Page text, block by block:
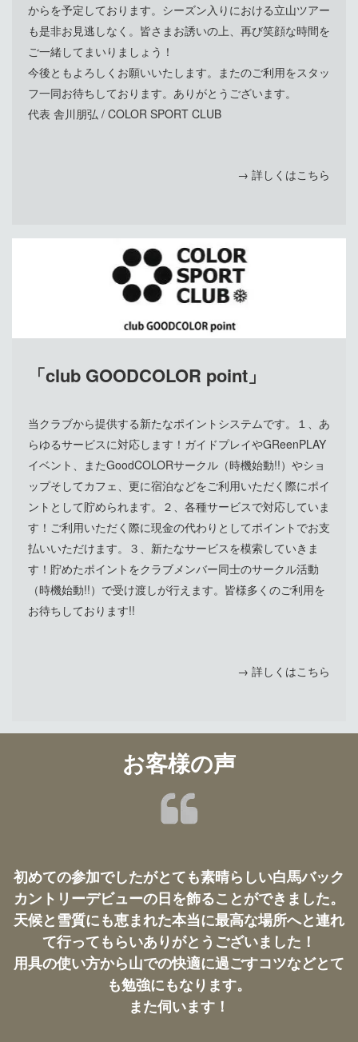
からを予定しております。シーズン入りにおける立山ツアー
も是非お見逃しなく。皆さまお誘いの上、再び笑顔な時間を
ご一緒してまいりましょう！
今後ともよろしくお願いいたします。またのご利用をスタッ
フ一同お待ちしております。ありがとうございます。
代表 舎川朋弘 / COLOR SPORT CLUB
→ 詳しくはこちら
「club GOODCOLOR point」
当クラブから提供する新たなポイントシステムです。１、あ
らゆるサービスに対応します！ガイドプレイやGReenPLAY
イベント、またGoodCOLORサークル（時機始動!!）やショ
ップそしてカフェ、更に宿泊などをご利用いただく際にポイ
ントとして貯められます。２、各種サービスで対応していま
す！ご利用いただく際に現金の代わりとしてポイントでお支
払いいただけます。３、新たなサービスを模索していきま
す！貯めたポイントをクラブメンバー同士のサークル活動
（時機始動!!）で受け渡しが行えます。皆様多くのご利用を
お待ちしております!!
→ 詳しくはこちら
お客様の声
初めての参加でしたがとても素晴らしい白馬バック
カントリーデビューの日を飾ることができました。
天候と雪質にも恵まれた本当に最高な場所へと連れ
て行ってもらいありがとうございました！
用具の使い方から山での快適に過ごすコツなどとて
も勉強にもなります。
また伺います！